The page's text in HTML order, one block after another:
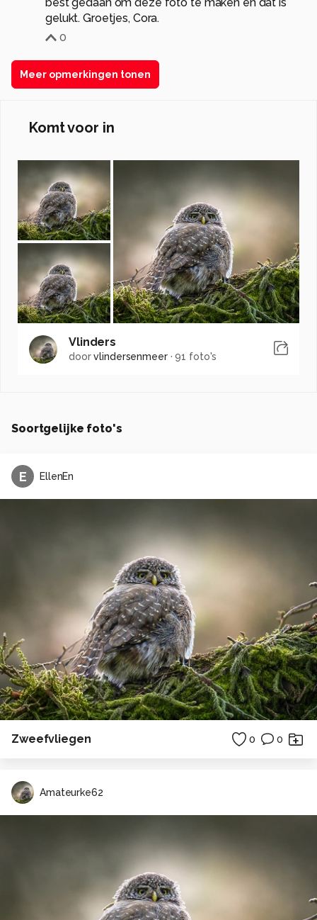
best gedaan om deze foto te maken en dat is
gelukt. Groetjes, Cora.
0
Meer opmerkingen tonen
Komt voor in
Vlinders
doorvlindersenmeer·91 foto's
Soortgelijke foto's
E EllenEn
Zweefvliegen 0 0
Amateurke62